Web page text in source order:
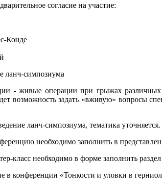
согласие на участие:
Конде
ланч-симпозиума
- живые операции при грыжах различных
возможность задать «вживую» вопросы
ланч-симпозиума, тематика уточняется.
необходимо заполнить в
класс необходимо в форме заполнить
в конференции «Тонкости и уловки в